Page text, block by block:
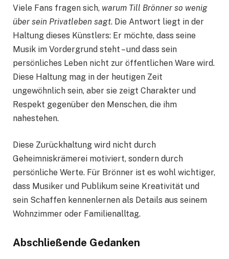
Viele Fans fragen sich, warum Till Brönner so wenig
über sein Privatleben sagt. Die Antwort liegt in der
Haltung dieses Künstlers: Er möchte, dass seine
Musik im Vordergrund steht – und dass sein
persönliches Leben nicht zur öffentlichen Ware wird.
Diese Haltung mag in der heutigen Zeit
ungewöhnlich sein, aber sie zeigt Charakter und
Respekt gegenüber den Menschen, die ihm
nahestehen.
Diese Zurückhaltung wird nicht durch
Geheimniskrämerei motiviert, sondern durch
persönliche Werte. Für Brönner ist es wohl wichtiger,
dass Musiker und Publikum seine Kreativität und
sein Schaffen kennenlernen als Details aus seinem
Wohnzimmer oder Familienalltag.
Abschließende Gedanken